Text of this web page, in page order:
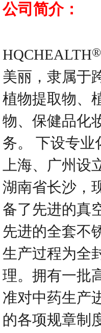
公司简介：
HQCHEALTH®
美丽，隶属于
植物提取物、
物、保健品化
务。 下设专业
上海、广州
湖南省长沙，
备了先进的真
先进的全套不
生产过程为全
理。拥有一批
准对中药生产
的各项规章制